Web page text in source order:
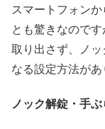
スマートフォン
とも驚きなので
取り出さず、ノ
なる設定方法があ
ノック解錠・手